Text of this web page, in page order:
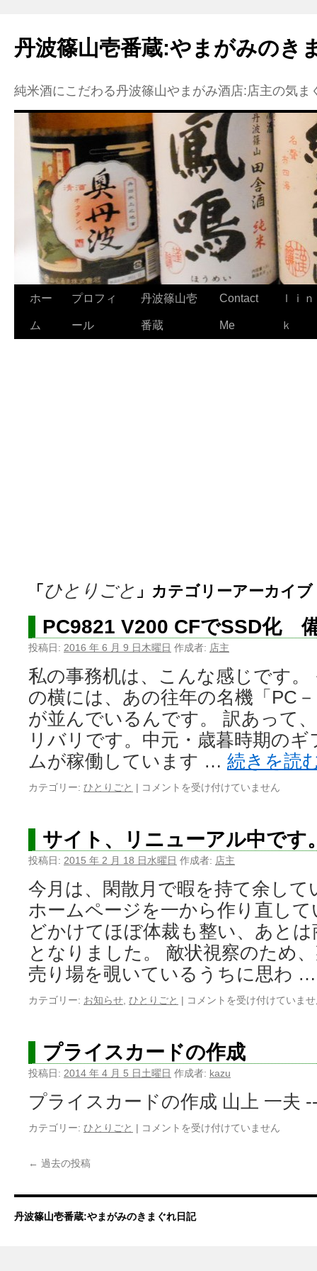
丹波篠山壱番蔵:やまがみのき
純米酒にこだわる丹波篠山やまがみ酒店:店主の気ま
コ
ン
ホー
ム
プロフィ
ール
丹波篠山壱
番蔵
Contact
Me
ｌｉｎ
ｋ
「 ひとりごと 」カテゴリーアーカイブ
PC9821 V200 CFでSSD化
投稿日: 2016 年 6 月 9 日木曜日 作成者: 店主
私の事務机は、こんな感じです。
の横には、あの往年の名機「PC
が並んでいるんです。 訳あって
リバリです。中元・歳暮時期の
ムが稼働しています … 続きを読
カテゴリー: ひとりごと | PC9821
SSD
化
忘
録
は
コメントを受け付けていません
サイト、リニューアル中です
投稿日: 2015 年 2 月 18 日水曜日 作成者: 店主
今月は、閑散月で暇を持て余して
ホームページを一から作り直し
どかけてほぼ体裁も整い、あと
となりました。 敵状視察のため
売り場を覗いているうちに思わ
カテゴリー: お知らせ ひとりごと | サ
リ
ニ
ュ
ア
ル
中
コメントを受け付けていま
プライスカードの作成
投稿日: 2014 年 4 月 5 日土曜日 作成者: kazu
プライスカードの作成 山上 一夫
カテゴリー: ひとりごと | プ
ー
ド
コメントを受け付けていません
← 過去の投稿
丹波篠山壱番蔵:やまがみのきまぐれ日記